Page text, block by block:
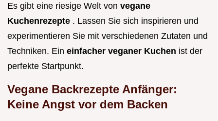
Es gibt eine riesige Welt von vegane
Kuchenrezepte . Lassen Sie sich inspirieren und
experimentieren Sie mit verschiedenen Zutaten und
Techniken. Ein einfacher veganer Kuchen ist der
perfekte Startpunkt.
Vegane Backrezepte Anfänger:
Keine Angst vor dem Backen